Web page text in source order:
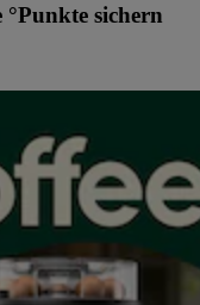
sichern